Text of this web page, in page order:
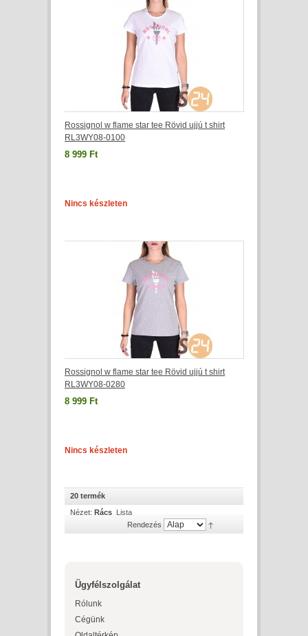
Rossignol w flame star tee Rövid ujjú t shirt
RL3WY08-0100
8 999 Ft
Nincs készleten
Rossignol w flame star tee Rövid ujjú t shirt
RL3WY08-0280
8 999 Ft
Nincs készleten
20 termék
Nézet: Rács Lista
Rendezés
Ügyfélszolgálat
Rólunk
Cégünk